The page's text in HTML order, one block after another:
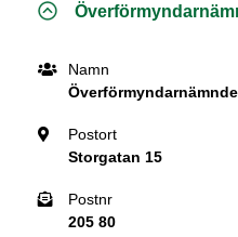
NamnNamn
Postort
Postort
Storgatan 15
Postnr
Postnr
205 80
Stad
Telefon
Fax
E-post
Länk till webbplats